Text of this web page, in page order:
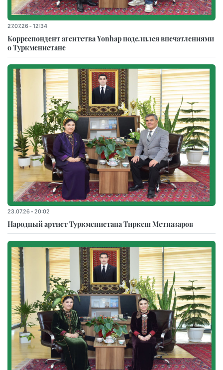
27.07.26 - 12:34
Корреспондент агентства Yonhap поделился впечатлениями
о Туркменистане
23.07.26 - 20:02
Народный артист Туркменистана Тиркеш Мeтназаров